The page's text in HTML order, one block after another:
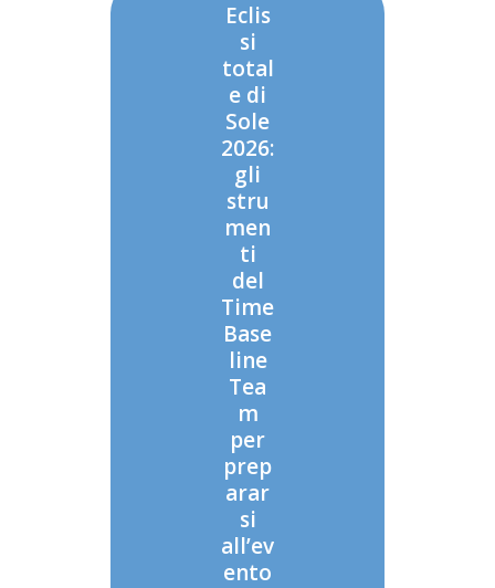
Eclis
si
total
e di
Sole
2026:
gli
stru
men
ti
del
Time
Base
line
Tea
m
per
prep
arar
si
all’ev
ento